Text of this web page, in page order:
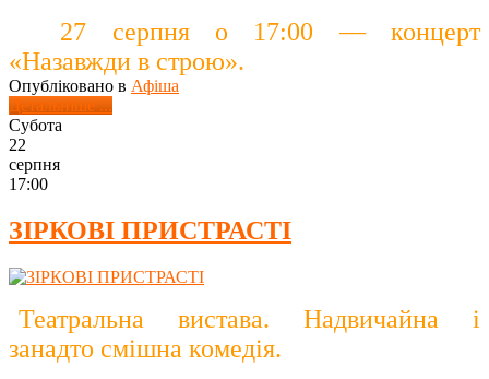
27 серпня о 17:00 — концерт
«Назавжди в строю».
Опубліковано в Афіша
Детальніше ...
Субота
22
серпня
17:00
ЗІРКОВІ ПРИСТРАСТІ
Театральна вистава. Надвичайна і
занадто смішна комедія.